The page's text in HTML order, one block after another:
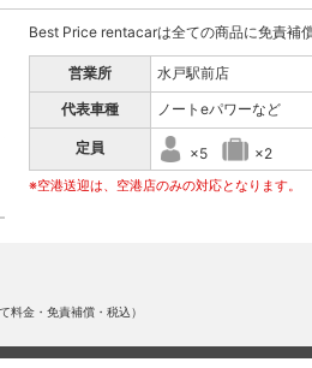
Best Price rentacarは全ての商品に免責補
営業所
水戸駅前店
代表車種
ノートeパワーなど
定員 ×5 ×2
※空港送迎は、空港店のみの対応となります。
料金・免責補償・税込）